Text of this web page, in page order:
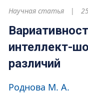
Научная статья
интеллект-
различий
Роднова М. А.